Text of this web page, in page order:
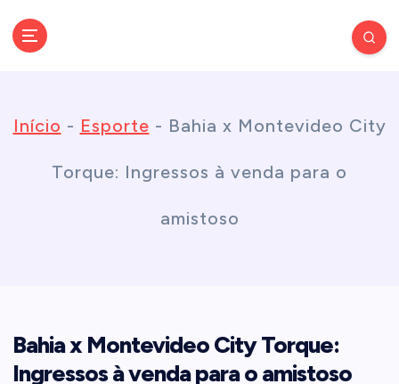
Início - Esporte - Bahia x Montevideo City
Torque: Ingressos à venda para o
amistoso
Bahia x Montevideo City Torque:
Ingressos à venda para o amistoso